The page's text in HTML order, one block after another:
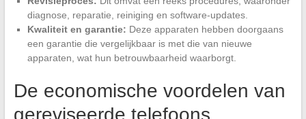
diagnose, reparatie, reiniging en software-updates.
Kwaliteit en garantie: Deze apparaten hebben doorgaans
een garantie die vergelijkbaar is met die van nieuwe
apparaten, wat hun betrouwbaarheid waarborgt.
De economische voordelen van
gereviseerde telefoons